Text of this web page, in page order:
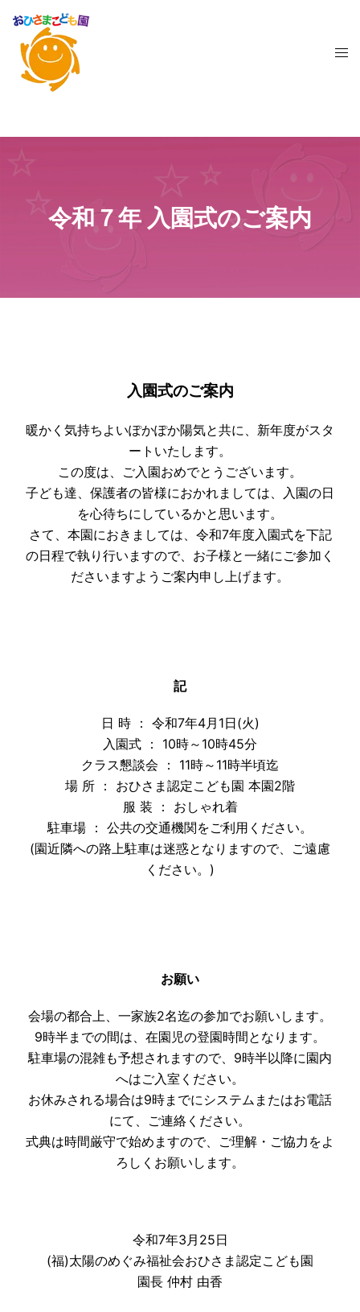
令和７年 入園式のご案内
入園式のご案内
暖かく気持ちよいぽかぽか陽気と共に、新年度がスタ
ートいたします。
この度は、ご入園おめでとうございます。
子ども達、保護者の皆様におかれましては、入園の日
を心待ちにしているかと思います。
さて、本園におきましては、令和7年度入園式を下記
の日程で執り行いますので、お子様と一緒にご参加く
ださいますようご案内申し上げます。
記
日 時 ： 令和7年4月1日(火)
入園式 ： 10時～10時45分
クラス懇談会 ： 11時～11時半頃迄
場 所 ： おひさま認定こども園 本園2階
服 装 ： おしゃれ着
駐車場 ： 公共の交通機関をご利用ください。
(園近隣への路上駐車は迷惑となりますので、ご遠慮
ください。)
お願い
会場の都合上、一家族2名迄の参加でお願いします。
9時半までの間は、在園児の登園時間となります。
駐車場の混雑も予想されますので、9時半以降に園内
へはご入室ください。
お休みされる場合は9時までにシステムまたはお電話
にて、ご連絡ください。
式典は時間厳守で始めますので、ご理解・ご協力をよ
ろしくお願いします。
令和7年3月25日
(福)太陽のめぐみ福祉会おひさま認定こども園
園長 仲村 由香